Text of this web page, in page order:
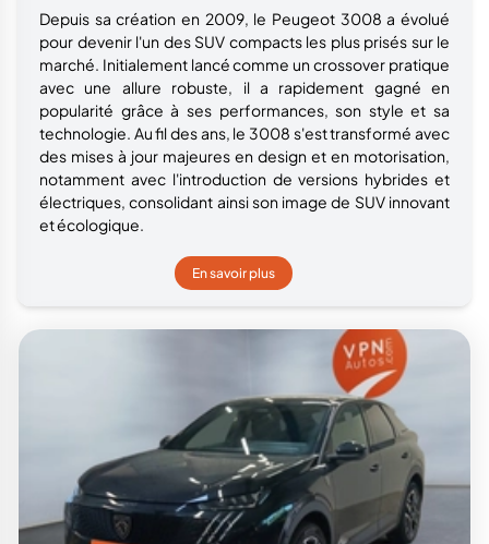
Depuis sa création en 2009, le Peugeot 3008 a évolué
pour devenir l'un des SUV compacts les plus prisés sur le
marché. Initialement lancé comme un crossover pratique
avec une allure robuste, il a rapidement gagné en
popularité grâce à ses performances, son style et sa
technologie. Au fil des ans, le 3008 s'est transformé avec
des mises à jour majeures en design et en motorisation,
notamment avec l'introduction de versions hybrides et
électriques, consolidant ainsi son image de SUV innovant
et écologique.
En savoir plus